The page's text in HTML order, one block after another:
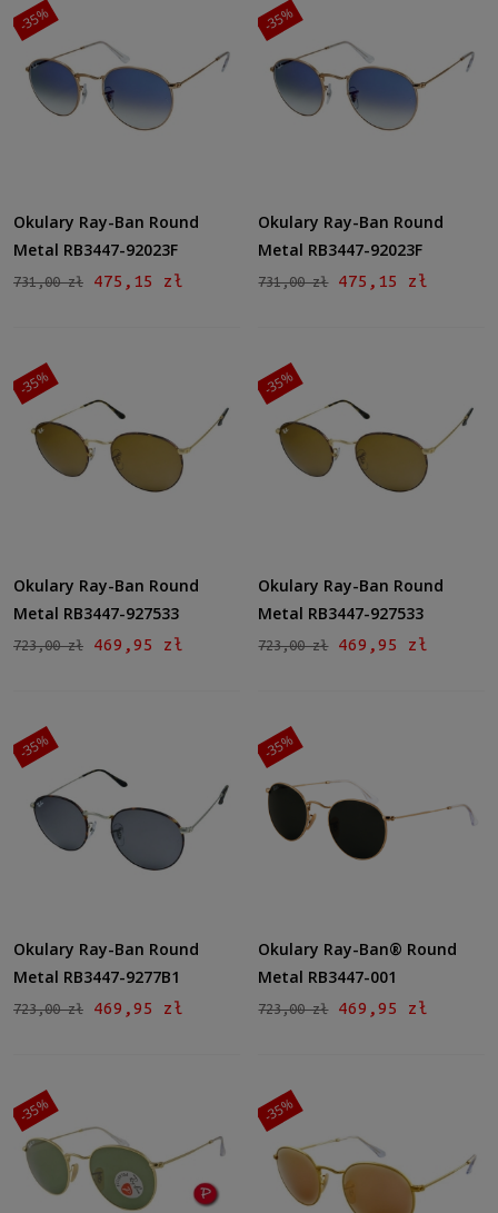
Okulary Ray-Ban Round
Metal RB3447-92023F
731,00 zł 475,15 zł
-35%
Okulary Ray-Ban Round
Metal RB3447-92023F
731,00 zł 475,15 zł
-35%
Okulary Ray-Ban Round
Metal RB3447-927533
723,00 zł 469,95 zł
-35%
Okulary Ray-Ban Round
Metal RB3447-927533
723,00 zł 469,95 zł
-35%
Okulary Ray-Ban Round
Metal RB3447-9277B1
723,00 zł 469,95 zł
-35%
Okulary Ray-Ban® Round
Metal RB3447-001
723,00 zł 469,95 zł
-35%
-35% -35%